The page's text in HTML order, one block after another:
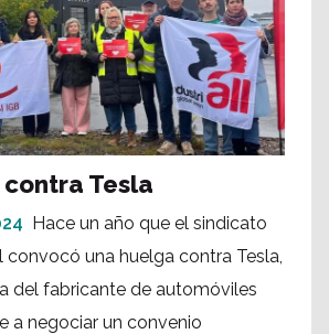
Tesla
Hace un año que el sindicato
convocó una huelga contra Tesla,
del fabricante de automóviles
a negociar un convenio